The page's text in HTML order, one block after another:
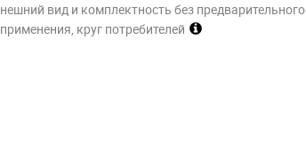
вид и комплектность без предварительного
круг потребителей